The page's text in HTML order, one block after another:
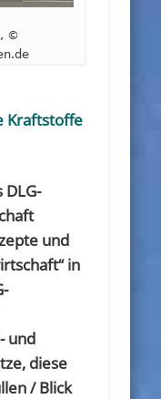
©
Kraftstoffe
und
in
und
diese
/ Blick